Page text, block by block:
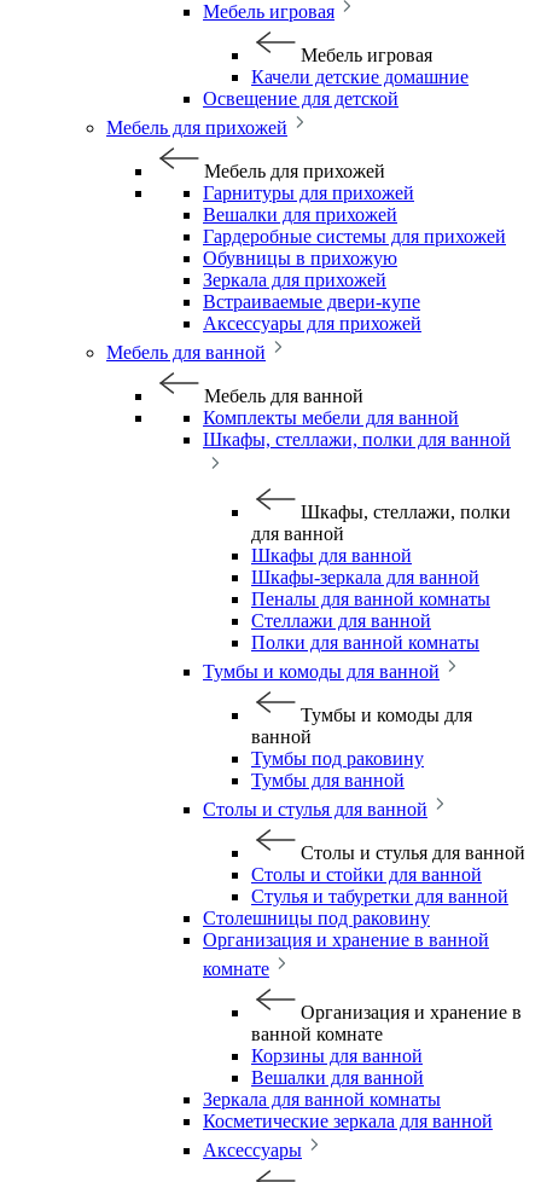
Мебель игровая
Мебель игровая
Качели детские домашние
Освещение для детской
Мебель для прихожей
Мебель для прихожей
Гарнитуры для прихожей
Вешалки для прихожей
Гардеробные системы для прихожей
Обувницы в прихожую
Зеркала для прихожей
Встраиваемые двери-купе
Аксессуары для прихожей
Мебель для ванной
Мебель для ванной
Комплекты мебели для ванной
Шкафы, стеллажи, полки для ванной
Шкафы, стеллажи, полки
для ванной
Шкафы для ванной
Шкафы-зеркала для ванной
Пеналы для ванной комнаты
Стеллажи для ванной
Полки для ванной комнаты
Тумбы и комоды для ванной
Тумбы и комоды для
ванной
Тумбы под раковину
Тумбы для ванной
Столы и стулья для ванной
Столы и стулья для ванной
Столы и стойки для ванной
Стулья и табуретки для ванной
Столешницы под раковину
Организация и хранение в ванной
комнате
Организация и хранение в
ванной комнате
Корзины для ванной
Вешалки для ванной
Зеркала для ванной комнаты
Косметические зеркала для ванной
Аксессуары